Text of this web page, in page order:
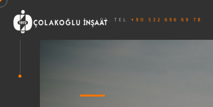
01. TEL +90 532 696 69 78